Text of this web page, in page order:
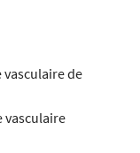
de
vasculaire